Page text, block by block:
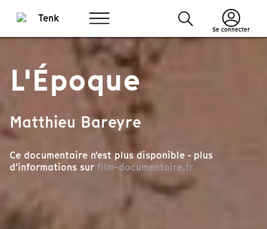
Se connecter
L'Époque
Matthieu Bareyre
Ce documentaire n'est plus disponible - plus
d'informations sur film-documentaire.fr